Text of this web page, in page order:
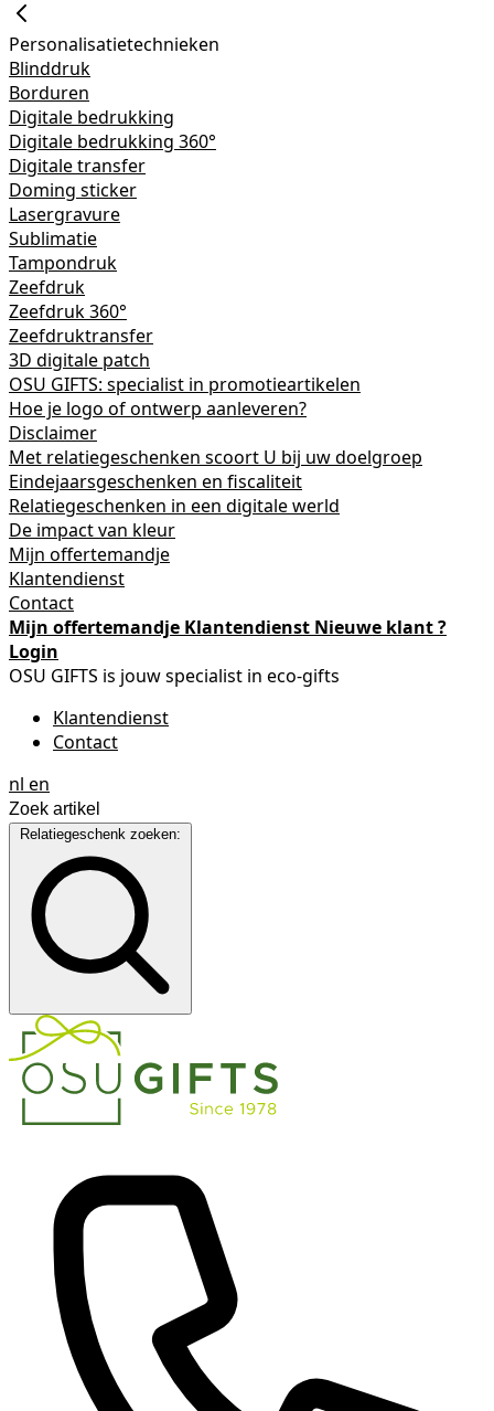
Personalisatietechnieken
Blinddruk
Borduren
Digitale bedrukking
Digitale bedrukking 360°
Digitale transfer
Doming sticker
Lasergravure
Sublimatie
Tampondruk
Zeefdruk
Zeefdruk 360°
Zeefdruktransfer
3D digitale patch
OSU GIFTS: specialist in promotieartikelen
Hoe je logo of ontwerp aanleveren?
Disclaimer
Met relatiegeschenken scoort U bij uw doelgroep
Eindejaarsgeschenken en fiscaliteit
Relatiegeschenken in een digitale werld
De impact van kleur
Mijn offertemandje
Klantendienst
Contact
Mijn offertemandje Klantendienst Nieuwe klant ?
Login
OSU GIFTS is jouw specialist in eco-gifts
Klantendienst
Contact
nl en
Relatiegeschenk zoeken: